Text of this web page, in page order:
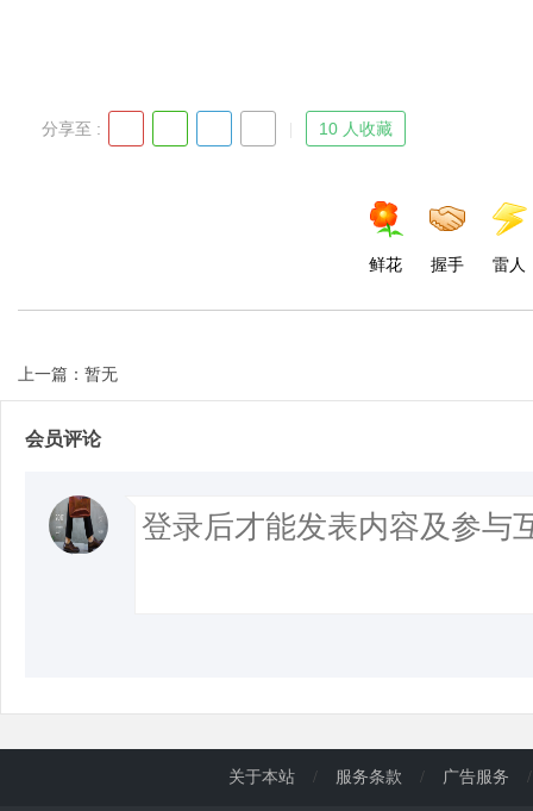
分享至 : 10 人收藏
鲜花 握手 雷人
上一篇：暂无
会员评论
关于本站 / 服务条款 / 广告服务 /